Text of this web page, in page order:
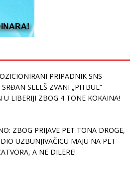
PRIPADNIK SNS
SRĐAN SELEŠ ZVANI „PITBUL“
U LIBERIJI ZBOG 4 TONE KOKAINA!
ZBOG PRIJAVE PET TONA DROGE,
UZBUNJIVAČICU MAJU NA PET
A NE DILERE!